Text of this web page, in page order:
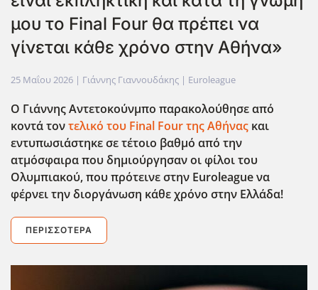
μου το Final Four θα πρέπει να
γίνεται κάθε χρόνο στην Αθήνα»
25 Μαΐου 2026 | Γιάννης Γιαννουδάκης | Euroleague
Ο Γιάννης Αντετοκούνμπο παρακολούθησε από
κοντά τοντελικό του Final Fourτης Αθήνας και
εντυπωσιάστηκε σε τέτοιο βαθμό από την
ατμόσφαιρα που δημιούργησαν οι φίλοι του
Ολυμπιακού, που πρότεινε στην Euroleagueνα
φέρνει την διοργάνωση κάθε χρόνο στην Ελλάδα!
ΠΕΡΙΣΣΌΤΕΡΑ